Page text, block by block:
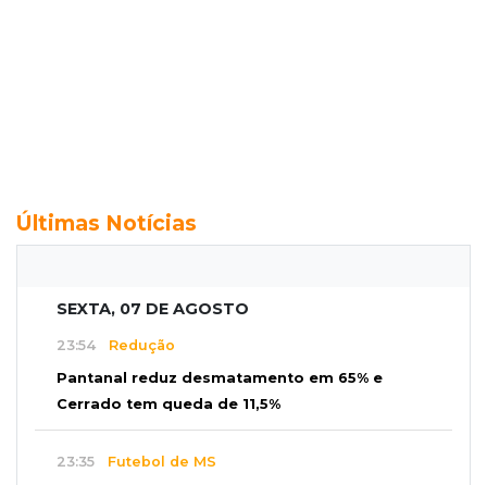
Últimas Notícias
SEXTA, 07 DE AGOSTO
23:54 Redução
Pantanal reduz desmatamento em 65% e
Cerrado tem queda de 11,5%
23:35 Futebol de MS